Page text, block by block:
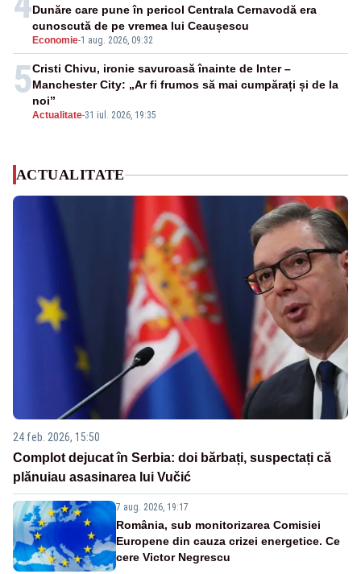
Economie-1 aug. 2026, 09:32
Dunăre care pune în pericol Centrala Cernavodă era
cunoscută de pe vremea lui Ceaușescu
5
Actualitate-31 iul. 2026, 19:35
Cristi Chivu, ironie savuroasă înainte de Inter –
Manchester City: „Ar fi frumos să mai cumpărați și de la
noi”
ACTUALITATE
24 feb. 2026, 15:50
Complot dejucat în Serbia: doi bărbați, suspectați că
plănuiau asasinarea lui Vučić
7 aug. 2026, 19:17
România, sub monitorizarea Comisiei
Europene din cauza crizei energetice. Ce
cere Victor Negrescu